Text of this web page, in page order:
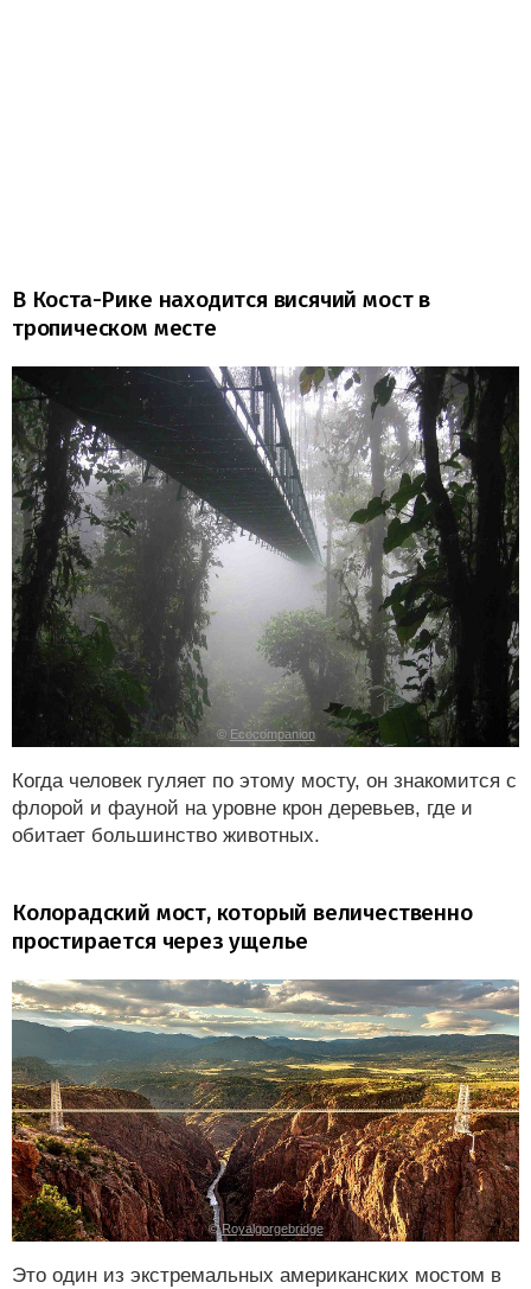
В Коста-Рике находится висячий мост в
тропическом месте
© Ecocompanion
Когда человек гуляет по этому мосту, он знакомится с
флорой и фауной на уровне крон деревьев, где и
обитает большинство животных.
Колорадский мост, который величественно
простирается через ущелье
©Royalgorgebridge
Это один из экстремальных американских мостом в